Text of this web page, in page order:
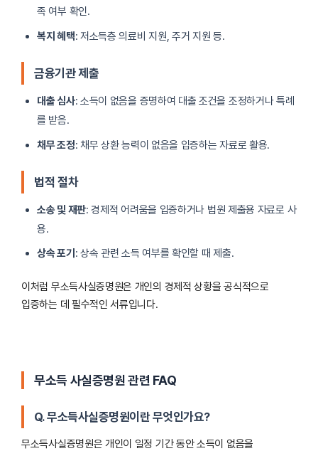
족 여부 확인.
복지 혜택: 저소득층 의료비 지원, 주거 지원 등.
금융기관 제출
대출 심사: 소득이 없음을 증명하여 대출 조건을 조정하거나 특례
를 받음.
채무 조정: 채무 상환 능력이 없음을 입증하는 자료로 활용.
법적 절차
소송 및 재판: 경제적 어려움을 입증하거나 법원 제출용 자료로 사
용.
상속 포기 : 상속 관련 소득 여부를 확인할 때 제출.
이처럼 무소득사실증명원은 개인의 경제적 상황을 공식적으로
입증하는 데 필수적인 서류입니다.
무소득 사실증명원 관련 FAQ
Q. 무소득사실증명원이란 무엇인가요?
무소득사실증명원은 개인이 일정 기간 동안 소득이 없음을